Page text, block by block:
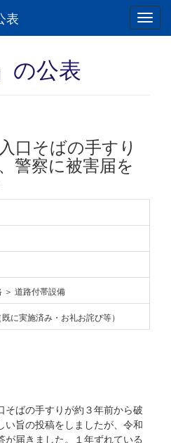
表
の公表
口そばの手すり
警察に被害届を
＞ 道路付帯設備
に実施済み・お礼お詫び等）
そばの手すりが約３年前から破
旨の投稿をしましたが、令和
が届きました。１年ずれている